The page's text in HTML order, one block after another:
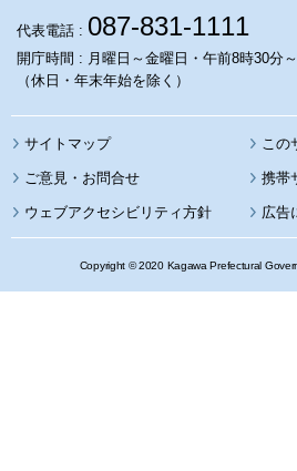
代表電話 : 087-831-1111
開庁時間 : 月曜日～金曜日・午前8時30分
（休日・年末年始を除く）
サイトマップ この
携帯
ウェブアクセシビリティ方針 広告
Copyright © 2020 Kagawa Prefectural